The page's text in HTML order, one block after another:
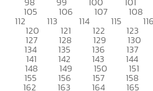
105 106 107 108
112 113 114 115 116
120 121 122 123
127 128 129 130
134 135 136 137
141 142 143 144
148 149 150 151
155 156 157 158
162 163 164 165